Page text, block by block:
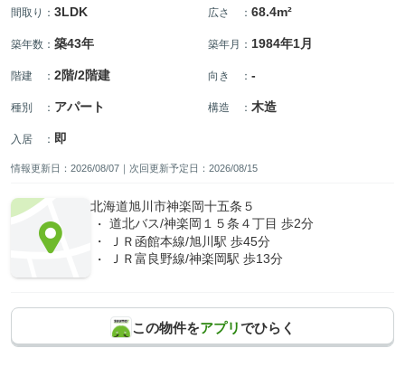
間取り ： 3LDK 広さ ： 68.4m²
築年数 ： 築43年 築年月 ： 1984年1月
階建 ： 2階/2階建 向き ： -
種別 ： アパート 構造 ： 木造
入居 ： 即
情報更新日：2026/08/07｜次回更新予定日：2026/08/15
北海道旭川市神楽岡十五条５
道北バス/神楽岡１５条４丁目 歩2分
ＪＲ函館本線/旭川駅 歩45分
ＪＲ富良野線/神楽岡駅 歩13分
この物件をアプリでひらく